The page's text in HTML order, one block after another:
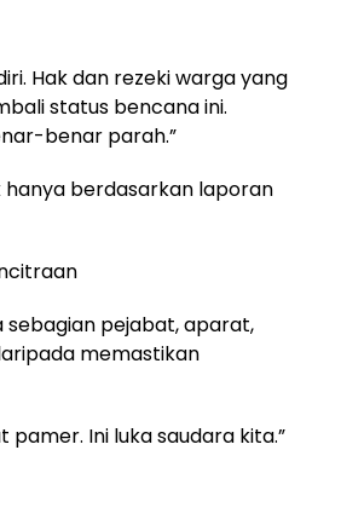
Hak dan rezeki warga yang
status bencana ini.
benar parah.”
berdasarkan laporan
sebagian pejabat, aparat,
memastikan
Ini luka saudara kita.”